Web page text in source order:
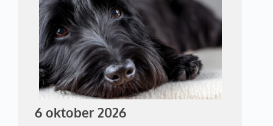
6 oktober 2026